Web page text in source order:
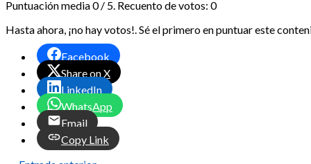
Puntuación media0/ 5. Recuento de votos: 0
Hasta ahora, ¡no hay votos!. Sé el primero en puntuar este
Facebook
Share on X
LinkedIn
WhatsApp
Email
Copy Link